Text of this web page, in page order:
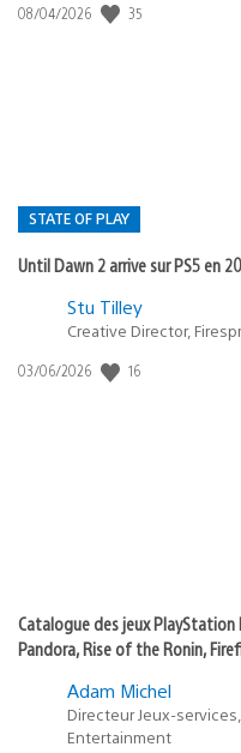
Date
08/04/2026 35
STATE OF PLAY
Until Dawn 2 arrive sur PS5 en
Postée
:
Stu Tilley
Creative Director,
Date
03/06/2026 16
Catalogue des jeux
Pandora, Rise of the Ronin,
Adam Michel
Directeur Jeux-
Entertainment